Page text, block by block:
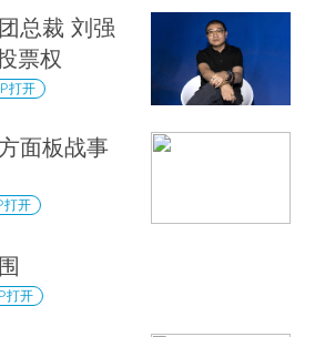
总裁 刘强
票权
打开
面板战事
打开
打开